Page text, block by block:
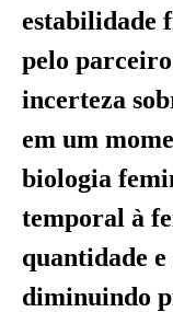
estabilidade
pelo
incerteza
em um
biologia
temporal à
quantidade
diminuindo